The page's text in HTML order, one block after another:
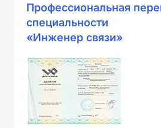
Профессиональная
специальности
«Инженер связи»